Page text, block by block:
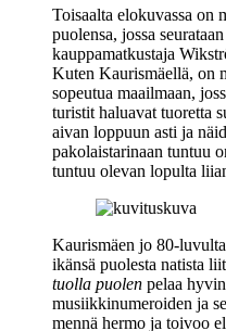
Toisaalta elokuvassa on
puolensa, jossa seurataan
kauppamatkustaja
Kuten Kaurismäellä, on
sopeutua maailmaan,
turistit haluavat tuoretta
aivan loppuun asti ja
pakolaistarinaan tuntuu
tuntuu olevan lopulta
Kaurismäen jo
ikänsä puolesta natista
tuolla puolen pelaa
musiikkinumeroiden ja
mennä hermo ja toivoo